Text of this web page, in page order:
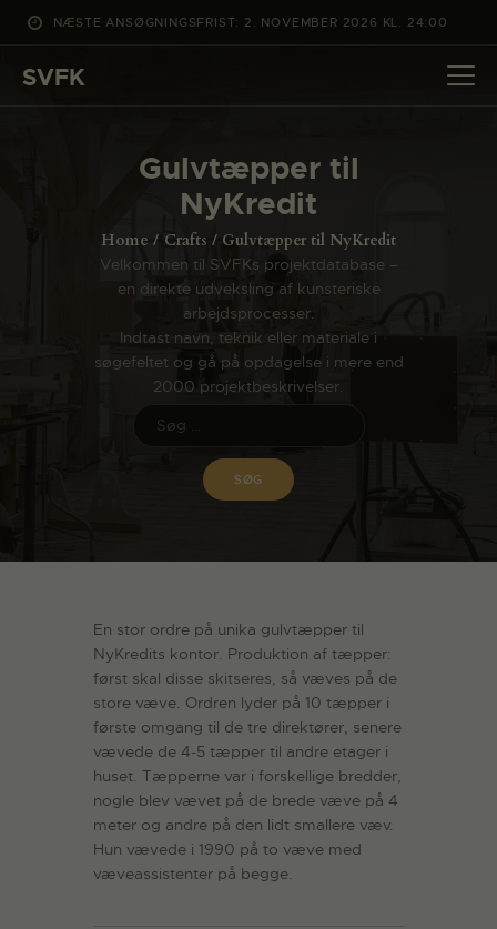
NÆSTE ANSØGNINGSFRIST: 2. NOVEMBER 2026 KL. 24:00
SVFK
Gulvtæpper til
NyKredit
Home Crafts Gulvtæpper til NyKredit
Velkommen til SVFKs projektdatabase –
en direkte udveksling af kunsteriske
arbejdsprocesser.
Indtast navn, teknik eller materiale i
søgefeltet og gå på opdagelse i mere end
2000 projektbeskrivelser.
DET SKER
PROJEKTER
ANSØG
OM SVFK
ENGLISH
En stor ordre på unika gulvtæpper til
NyKredits kontor. Produktion af tæpper:
først skal disse skitseres, så væves på de
store væve. Ordren lyder på 10 tæpper i
første omgang til de tre direktører, senere
vævede de 4-5 tæpper til andre etager i
huset. Tæpperne var i forskellige bredder,
nogle blev vævet på de brede væve på 4
meter og andre på den lidt smallere væv.
Hun vævede i 1990 på to væve med
væveassistenter på begge.